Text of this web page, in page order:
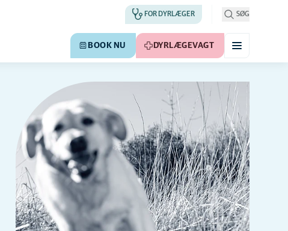
FOR DYRLÆGER SØG
BOOK NU DYRLÆGEVAGT